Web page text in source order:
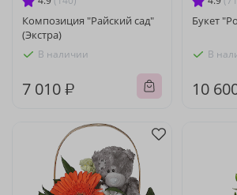
Композиция "Райский сад"
(Экстра)
В наличии
7 010 ₽
Букет
В
10